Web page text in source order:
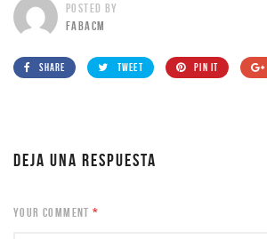
POSTED BY
FABACM
SHARE TWEET PIN IT
DEJA UNA RESPUESTA
YOUR COMMENT*